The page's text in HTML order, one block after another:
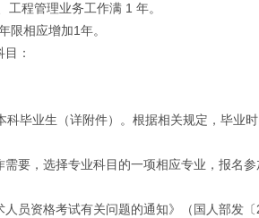
程管理业务工作满 1 年。
相应增加1年。
：
毕业生（详附件）。根据相关规定，毕业
，选择专业科目的一项相应专业，报名参
员资格考试有关问题的通知》（国人部发〔